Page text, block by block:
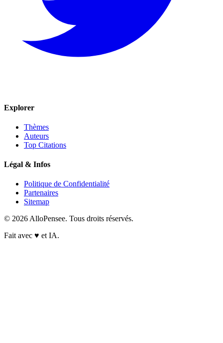
Explorer
Thèmes
Auteurs
Top Citations
Légal & Infos
Politique de Confidentialité
Partenaires
Sitemap
© 2026 AlloPensee. Tous droits réservés.
Fait avec ♥ et IA.